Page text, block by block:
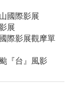
國際影展
展
際影展觀摩單
『台』風影